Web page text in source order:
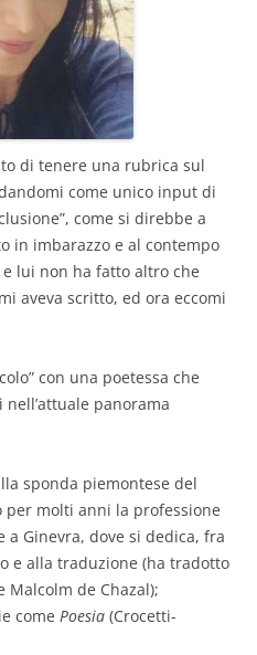
di tenere una rubrica sul
come unico input di
come si direbbe a
in imbarazzo e al contempo
lui non ha fatto altro che
aveva scritto, ed ora eccomi
con una poetessa che
panorama
sponda piemontese del
per molti anni la professione
a Ginevra, dove si dedica, fra
e alla traduzione (ha tradotto
de Chazal);
come Poesia (Crocetti-